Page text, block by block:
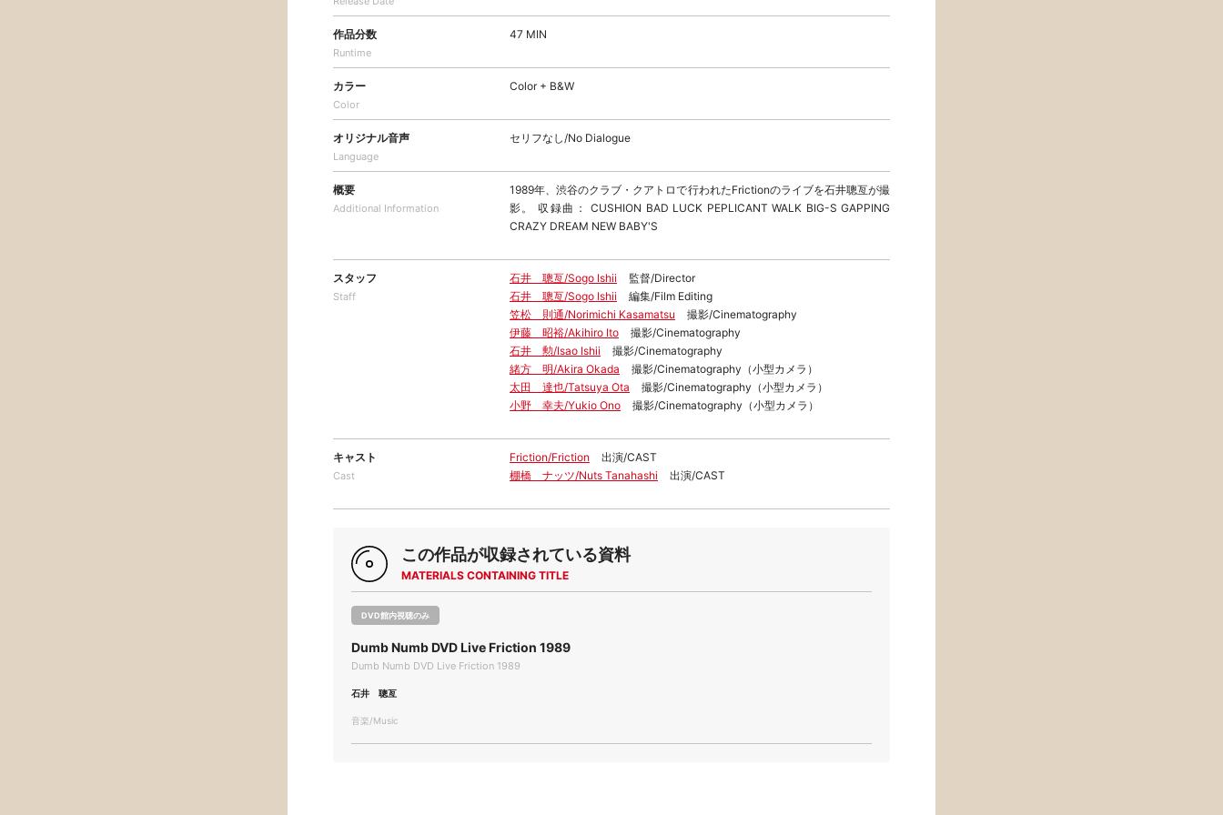
作品分数
Runtime
47 MIN
カラー
Color
Color + B&W
オリジナル音声
Language
セリフなし/No Dialogue
概要
Additional Information
1989年、渋谷のクラブ・クアトロで行われたFrictionのライブを石井聰亙が撮
影。 収録曲： CUSHION BAD LUCK PEPLICANT WALK BIG-S GAPPING
CRAZY DREAM NEW BABY'S
スタッフ
Staff
石井 聰亙/Sogo Ishii
監督/Director
石井 聰亙/Sogo Ishii
編集/Film Editing
笠松 則通/Norimichi Kasamatsu
撮影/Cinematography
伊藤 昭裕/Akihiro Ito
撮影/Cinematography
石井 勲/Isao Ishii
撮影/Cinematography
緒方 明/Akira Okada
撮影/Cinematography（小型カメラ）
太田 達也/Tatsuya Ota
撮影/Cinematography（小型カメラ）
小野 幸夫/Yukio Ono
撮影/Cinematography（小型カメラ）
キャスト
Cast
Friction/Friction
出演/CAST
棚橋 ナッツ/Nuts Tanahashi
出演/CAST
この作品が収録されている資料
MATERIALS CONTAINING TITLE
DVD館内視聴のみ
Dumb Numb DVD Live Friction 1989
Dumb Numb DVD Live Friction 1989
石井 聰亙
音楽/Music